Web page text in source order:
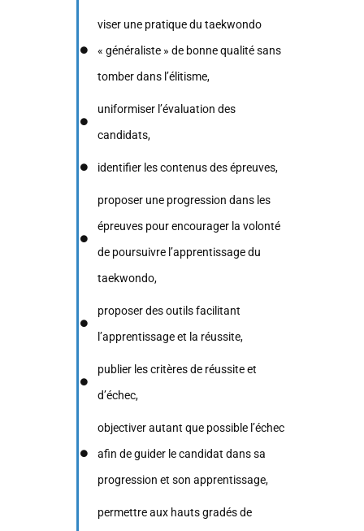
viser une pratique du taekwondo
« généraliste » de bonne qualité sans
tomber dans l’élitisme,
uniformiser l’évaluation des
candidats,
identifier les contenus des épreuves,
proposer une progression dans les
épreuves pour encourager la volonté
de poursuivre l’apprentissage du
taekwondo,
proposer des outils facilitant
l’apprentissage et la réussite,
publier les critères de réussite et
d’échec,
objectiver autant que possible l’échec
afin de guider le candidat dans sa
progression et son apprentissage,
permettre aux hauts gradés de